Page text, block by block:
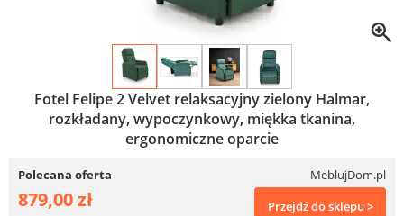
Fotel Felipe 2 Velvet relaksacyjny zielony Halmar,
rozkładany, wypoczynkowy, miękka tkanina,
ergonomiczne oparcie
Polecana oferta MeblujDom.pl
879,00 zł Przejdź do sklepu >